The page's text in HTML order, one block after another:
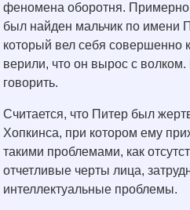
феномена оборотня. Примерно
был найден мальчик по имени
который вел себя совершенно
верили, что он вырос с
говорить.
Считается, что Питер был
Хопкинса, при котором ему
такими проблемами, как
отчетливые черты лица,
интеллектуальные проблемы.